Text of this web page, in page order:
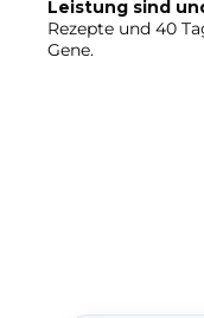
Leistung sind
Rezepte und 40
Gene.